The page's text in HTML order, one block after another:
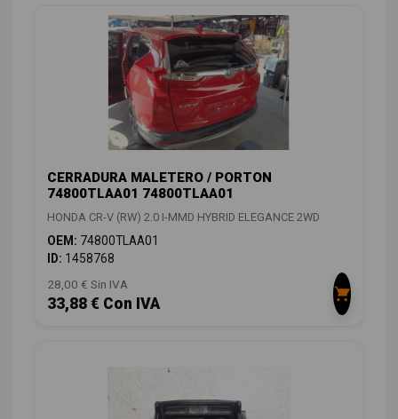
CERRADURA MALETERO / PORTON
74800TLAA01 74800TLAA01
HONDA CR-V (RW) 2.0 I-MMD HYBRID ELEGANCE 2WD
OEM: 74800TLAA01
ID: 1458768
28,00 € Sin IVA
33,88 € Con IVA